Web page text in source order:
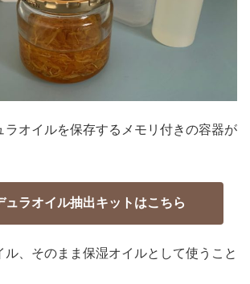
ラオイルを保存するメモリ付きの容器が
ュラオイル抽出キットはこちら
ル、そのまま保湿オイルとして使うこと